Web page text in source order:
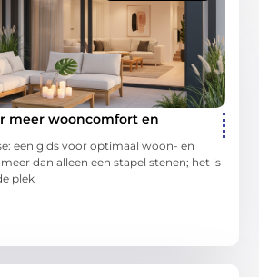
meer wooncomfort en
een gids voor optimaal woon- en
dan alleen een stapel stenen; het is
plek